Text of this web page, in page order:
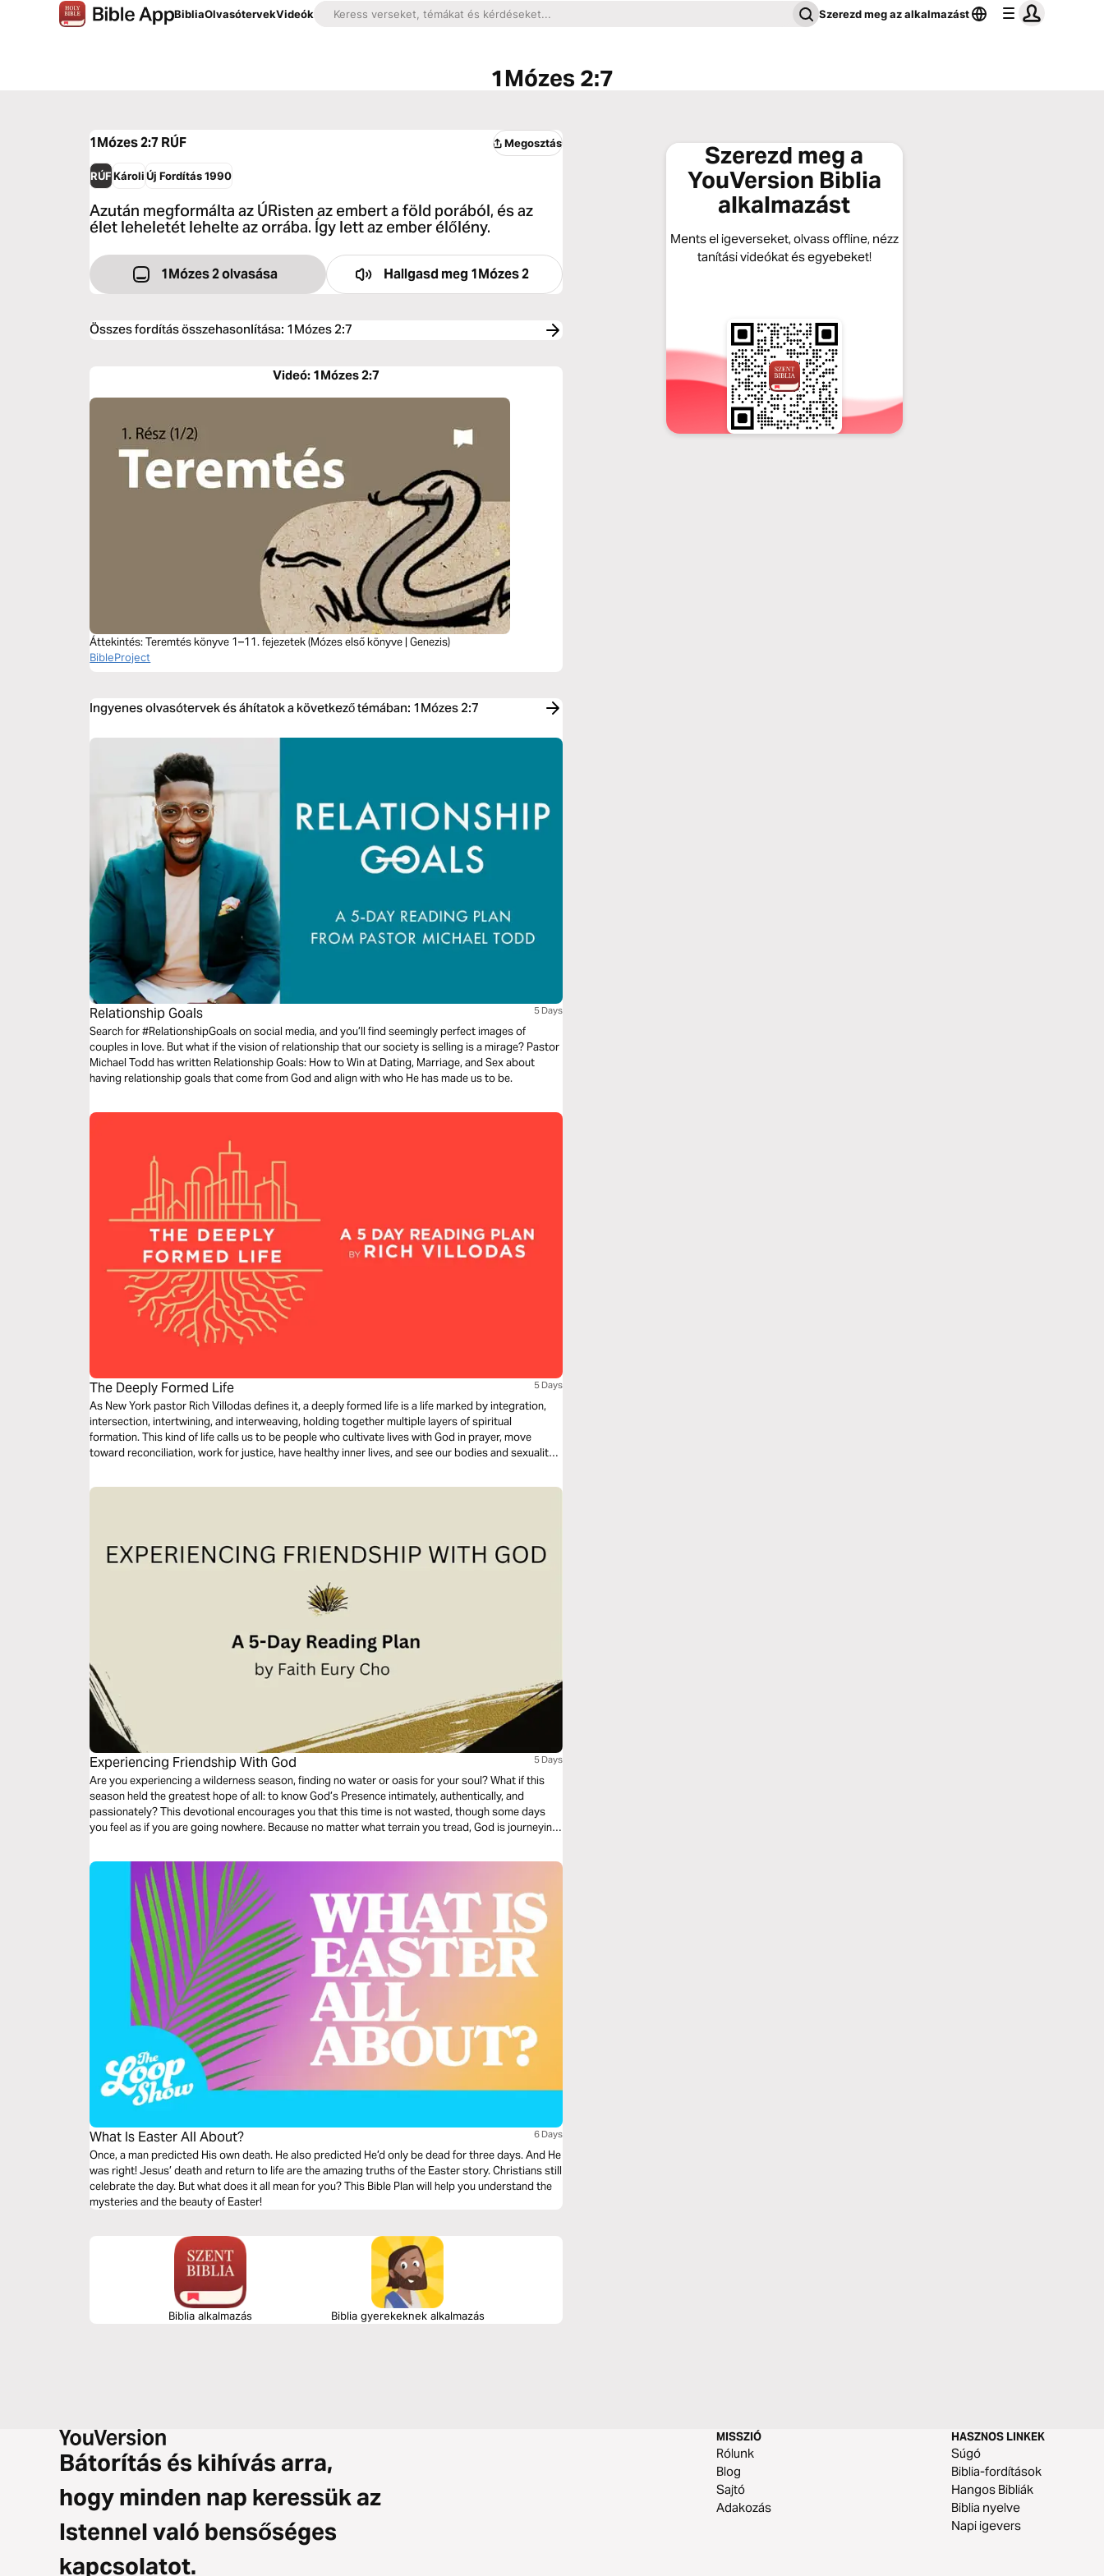
BibliaOlvasótervekVideók Szerezd meg az alkalmazást
1Mózes 2:7
1Mózes 2:7 RÚF Megosztás
RÚF Károli Új Fordítás 1990
Azután megformálta az ÚRisten az embert a föld porából, és az
élet leheletét lehelte az orrába. Így lett az ember élőlény.
1Mózes 2 olvasása Hallgasd meg 1Mózes 2
Összes fordítás összehasonlítása: 1Mózes 2:7
Videó: 1Mózes 2:7
Áttekintés: Teremtés könyve 1–11. fejezetek (Mózes első könyve | Genezis)
BibleProject
Ingyenes olvasótervek és áhítatok a következő témában: 1Mózes 2:7
Relationship Goals 5 Days
Search for #RelationshipGoals on social media, and you’ll find seemingly perfect images of
couples in love. But what if the vision of relationship that our society is selling is a mirage? Pastor
Michael Todd has written Relationship Goals: How to Win at Dating, Marriage, and Sex about
having relationship goals that come from God and align with who He has made us to be.
The Deeply Formed Life 5 Days
As New York pastor Rich Villodas defines it, a deeply formed life is a life marked by integration,
intersection, intertwining, and interweaving, holding together multiple layers of spiritual
formation. This kind of life calls us to be people who cultivate lives with God in prayer, move
toward reconciliation, work for justice, have healthy inner lives, and see our bodies and sexuality
Experiencing Friendship With God 5 Days
Are you experiencing a wilderness season, finding no water or oasis for your soul? What if this
season held the greatest hope of all: to know God’s Presence intimately, authentically, and
passionately? This devotional encourages you that this time is not wasted, though some days
you feel as if you are going nowhere. Because no matter what terrain you tread, God is journeying
What Is Easter All About? 6 Days
Once, a man predicted His own death. He also predicted He’d only be dead for three days. And He
was right! Jesus’ death and return to life are the amazing truths of the Easter story. Christians still
celebrate the day. But what does it all mean for you? This Bible Plan will help you understand the
mysteries and the beauty of Easter!
Biblia alkalmazás Biblia gyerekeknek alkalmazás
Szerezd meg a
YouVersion Biblia
alkalmazást
Ments el igeverseket, olvass offline, nézz
tanítási videókat és egyebeket!
Bátorítás és kihívás arra,
hogy minden nap keressük az
Istennel való bensőséges
kapcsolatot.
MISSZIÓ
Rólunk
Blog
Sajtó
Adakozás
HASZNOS LINKEK
Súgó
Biblia-fordítások
Hangos Bibliák
Biblia nyelve
Napi igevers